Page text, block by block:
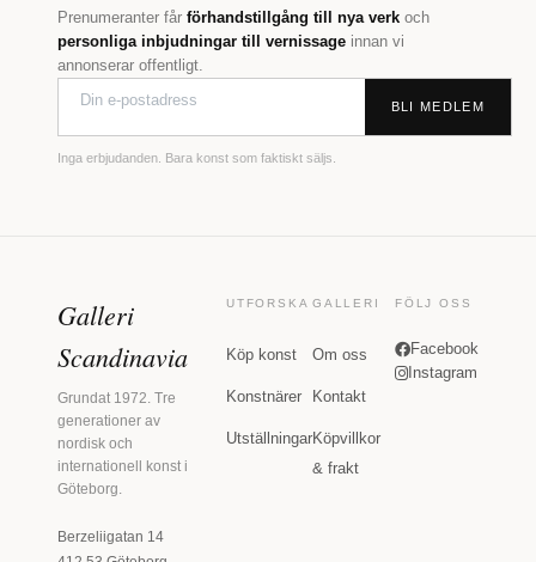
Prenumeranter får förhandstillgång till nya verk och
personliga inbjudningar till vernissage innan vi
annonserar offentligt.
BLI MEDLEM
Inga erbjudanden. Bara konst som faktiskt säljs.
Galleri
Scandinavia
Grundat 1972. Tre
generationer av
nordisk och
internationell konst i
Göteborg.
Berzeliigatan 14
UTFORSKA
Köp konst
Konstnärer
Utställningar
GALLERI
Om oss
Kontakt
Köpvillkor
& frakt
FÖLJ OSS
Facebook
Instagram